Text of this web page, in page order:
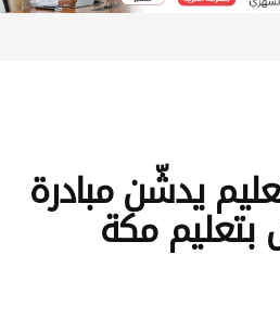
يدشّن مبادرة
بتعليم مكة